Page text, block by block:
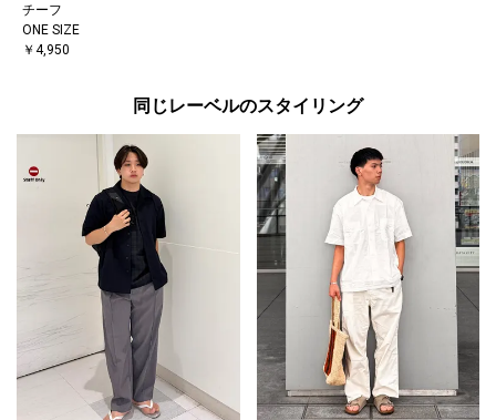
チーフ
ONE SIZE
￥4,950
同じレーベルのスタイリング